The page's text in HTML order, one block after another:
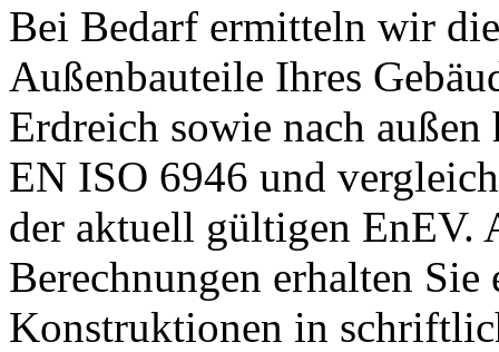
Bei Bedarf ermitteln wir
Außenbauteile Ihres
Erdreich sowie nach
EN ISO 6946 und
der aktuell gültigen EnEV.
Berechnungen erhalten
Konstruktionen in